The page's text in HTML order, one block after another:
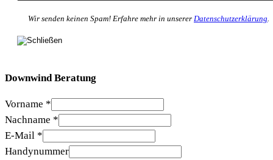
Wir senden keinen Spam! Erfahre mehr in unserer Datenschutzerklärung.
Downwind Beratung
Vorname *
Nachname *
E-Mail *
Handynummer